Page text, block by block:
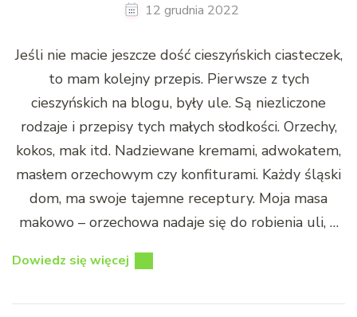
12 grudnia 2022
Jeśli nie macie jeszcze dość cieszyńskich ciasteczek,
to mam kolejny przepis. Pierwsze z tych
cieszyńskich na blogu, były ule. Są niezliczone
rodzaje i przepisy tych małych słodkości. Orzechy,
kokos, mak itd. Nadziewane kremami, adwokatem,
masłem orzechowym czy konfiturami. Każdy śląski
dom, ma swoje tajemne receptury. Moja masa
makowo – orzechowa nadaje się do robienia uli, …
Dowiedz się więcej